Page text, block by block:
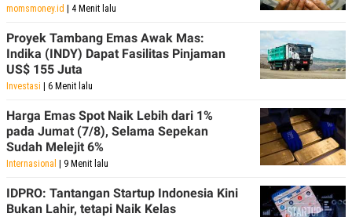
momsmoney.id | 4 Menit lalu
Proyek Tambang Emas Awak Mas:
Indika (INDY) Dapat Fasilitas Pinjaman
US$ 155 Juta
Investasi | 6 Menit lalu
Harga Emas Spot Naik Lebih dari 1%
pada Jumat (7/8), Selama Sepekan
Sudah Melejit 6%
Internasional | 9 Menit lalu
IDPRO: Tantangan Startup Indonesia Kini
Bukan Lahir, tetapi Naik Kelas